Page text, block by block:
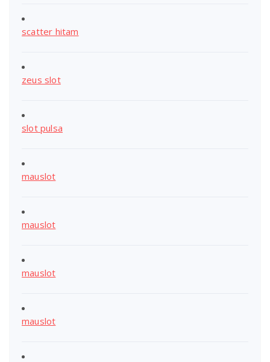
scatter hitam
zeus slot
slot pulsa
mauslot
mauslot
mauslot
mauslot